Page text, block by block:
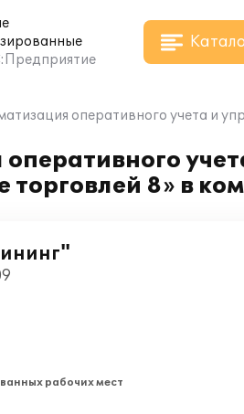
оперативного учета и
торговлей 8» в
рабочих мест